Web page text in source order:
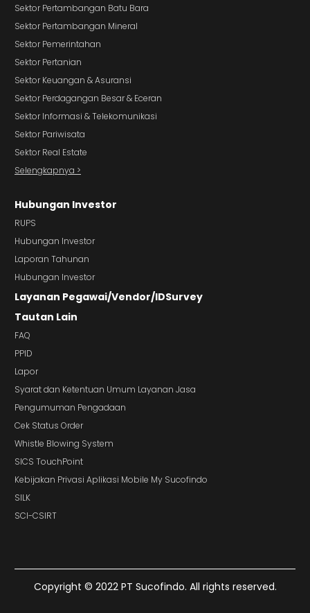
Sektor Pertambangan Batu Bara
Sektor Pertambangan Mineral
Sektor Pemerintahan
Sektor Pertanian
Sektor Keuangan & Asuransi
Sektor Perdagangan Besar & Eceran
Sektor Informasi & Telekomunikasi
Sektor Pariwisata
Sektor Real Estate
Selengkapnya >
Hubungan Investor
RUPS
Hubungan Investor
Laporan Tahunan
Hubungan Investor
Layanan Pegawai/Vendor/IDSurvey
Tautan Lain
FAQ
PPID
Lapor
Syarat dan Ketentuan Umum Layanan Jasa
Pengumuman Pengadaan
Cek Status Order
Whistle Blowing System
SICS TouchPoint
Kebijakan Privasi Aplikasi Mobile My Sucofindo
SILK
SCI-CSIRT
Copyright © 2022 PT Sucofindo. All rights reserved.